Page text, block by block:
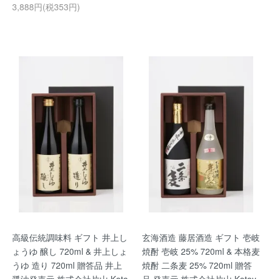
3,888円(税353円)
高級伝統調味料 ギフト 井上し
ょうゆ 醸し 720ml & 井上しょ
うゆ 造り 720ml 贈答品 井上
玄海酒造 藤居酒造 ギフト 壱岐
焼酎 壱岐 25% 720ml & 本格麦
焼酎 二条麦 25% 720ml 贈答